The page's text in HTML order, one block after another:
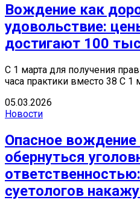
Вождение как
удовольствие:
достигают 100
С 1 марта для получения
часа практики вместо 38 С 1
05.03.2026
Новости
Опасное
обернуться
суетологов